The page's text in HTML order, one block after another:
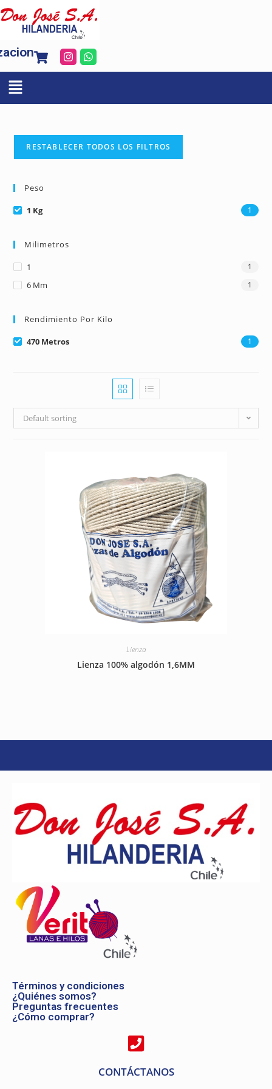
RESTABLECER TODOS LOS FILTROS
Peso
1 Kg 1
Milimetros
1 1
6 Mm 1
Rendimiento Por Kilo
470 Metros 1
Default sorting
Lienza
Lienza 100% algodón 1,6MM
Términos y condiciones
¿Quiénes somos?
Preguntas frecuentes
¿Cómo comprar?
CONTÁCTANOS